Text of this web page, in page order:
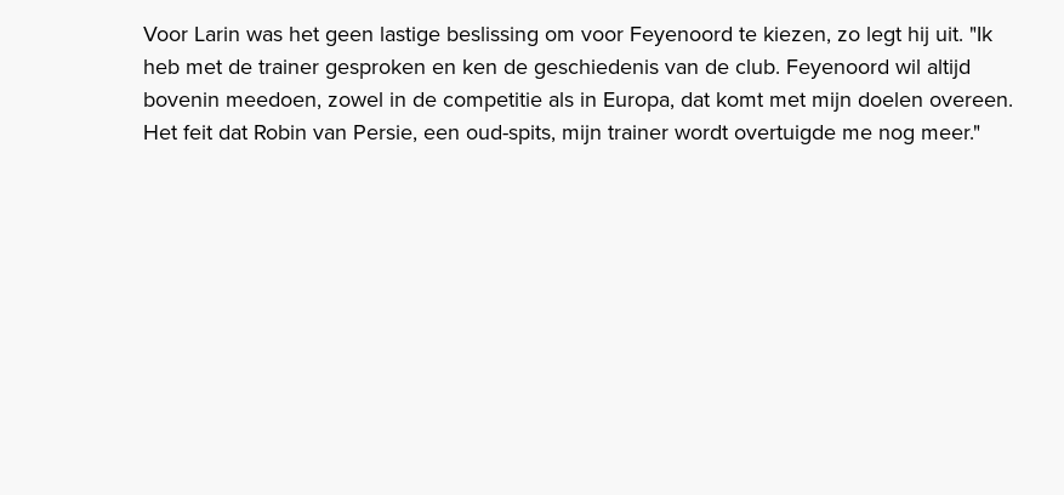
Voor Larin was het geen lastige beslissing om voor Feyenoord te kiezen, zo legt hij uit. "Ik
heb met de trainer gesproken en ken de geschiedenis van de club. Feyenoord wil altijd
bovenin meedoen, zowel in de competitie als in Europa, dat komt met mijn doelen overeen.
Het feit dat Robin van Persie, een oud-spits, mijn trainer wordt overtuigde me nog meer."